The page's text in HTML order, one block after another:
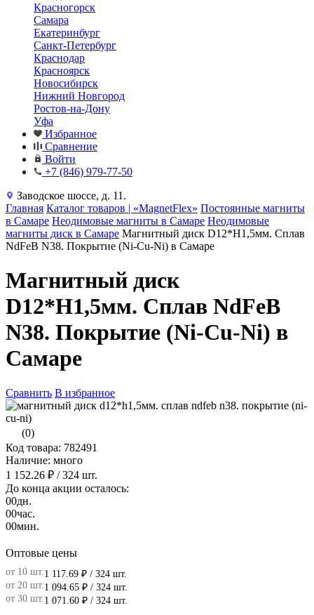
Красногорск
Самара
Екатеринбург
Санкт-Петербург
Краснодар
Красноярск
Новосибирск
Нижний Новгород
Ростов-на-Дону
Уфа
Избранное
Сравнение
Войти
+7 (846) 979-77-50
Заводское шоссе, д. 11.
Главная Каталог товаров | «MagnetFlex» Постоянные магниты
в Самаре Неодимовые магниты в Самаре Неодимовые
магниты диск в Самаре Магнитный диск D12*H1,5мм. Сплав
NdFeB N38. Покрытие (Ni-Cu-Ni) в Самаре
Магнитный диск
D12*H1,5мм. Сплав NdFeB
N38. Покрытие (Ni-Cu-Ni) в
Самаре
Сравнить В избранное
(0)
Код товара: 782491
Наличие: много
1 152.26 ₽ / 324 шт.
До конца акции осталось:
00дн.
00час.
00мин.
Оптовые цены
от 10 шт. 1 117.69 ₽ / 324 шт.
от 20 шт. 1 094.65 ₽ / 324 шт.
от 30 шт. 1 071.60 ₽ / 324 шт.